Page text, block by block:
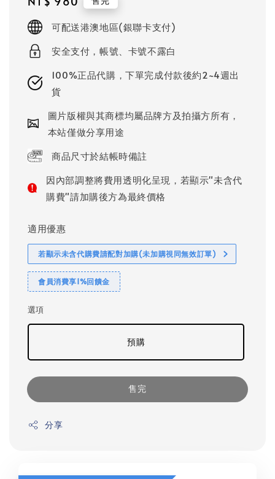
price
可配送港澳地區(銀聯卡支付)
安全支付，帳號、卡號不露白
100%正品代購，下單完成付款後約2~4週出
貨
圖片版權與其商標均屬品牌方及拍攝方所有，
本站僅做分享用途
商品尺寸於結帳時備註
因內部調整將費用透明化呈現，若顯示"未含代
購費"請加購後方為最終價格
適用優惠
若顯示未含代購費請配對加購(未加購視同無效訂單)
會員消費享1%回饋金
選項
預購
售完
分享